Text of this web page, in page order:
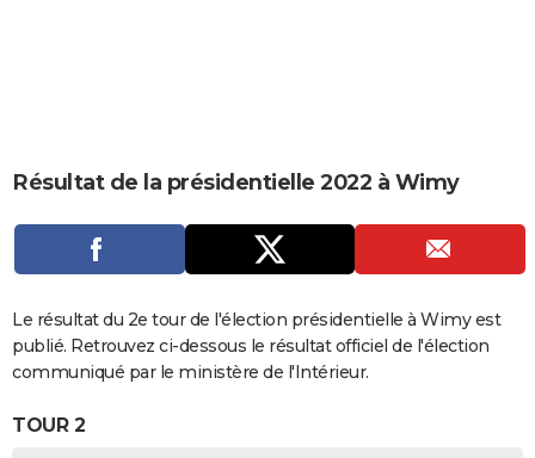
CARTE DE VOEUX
DICTIONNAIRE
Dictionnaire
Biographies
Expressions
Proverbes
PROGRAMME TV
COPAINS D'AVANT
Se connecter
Collèges
Universités
Entreprises
Service militaire
Avis de recherche
AVIS DE DÉCÈS
FORUM
Résultat de la présidentielle 2022 à Wimy
Le résultat du 2e tour de l'élection présidentielle à Wimy est
publié. Retrouvez ci-dessous le résultat officiel de l'élection
communiqué par le ministère de l'Intérieur.
TOUR 2